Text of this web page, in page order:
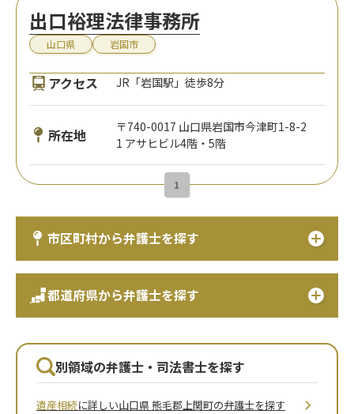
出口裕理法律事務所
山口県 岩国市
アクセス JR「岩国駅」徒歩8分
所在地
〒740-0017 山口県岩国市今津町1-8-2
1 アサヒビル4階・5階
1
市区町村から弁護士を探す
都道府県から弁護士を探す
別領域の弁護士・司法書士を探す
遺産相続に詳しい山口県 熊毛郡上関町の弁護士を探す